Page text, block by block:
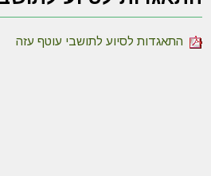
התאגדות לסיוע לתושבי עוטף עזה